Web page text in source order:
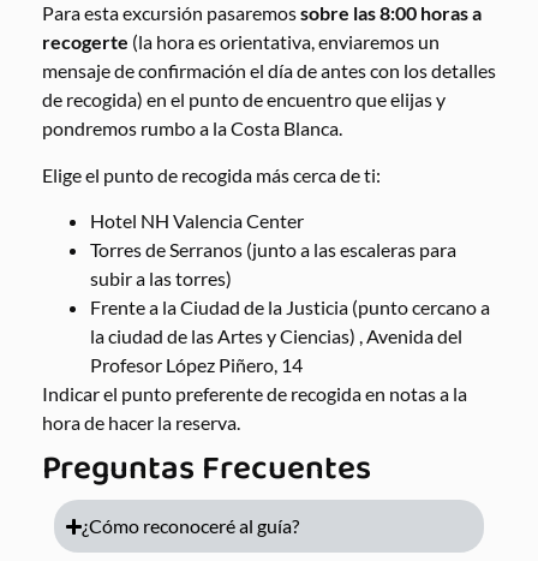
Para esta excursión pasaremossobre las 8:00 horas a
recogerte (la hora es orientativa, enviaremos un
mensaje de confirmación el día de antes con los detalles
de recogida) en el punto de encuentro que elijas y
pondremos rumbo a la Costa Blanca.
Elige el punto de recogida más cerca de ti:
Hotel NH Valencia Center
Torres de Serranos (junto a las escaleras para
subir a las torres)
Frente a la Ciudad de la Justicia (punto cercano a
la ciudad de las Artes y Ciencias) , Avenida del
Profesor López Piñero, 14
Indicar el punto preferente de recogida en notas a la
hora de hacer la reserva.
Preguntas Frecuentes
¿Cómo reconoceré al guía?